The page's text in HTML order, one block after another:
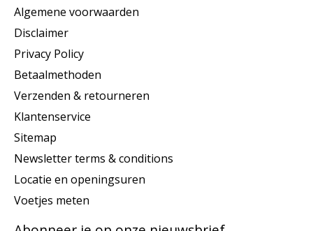
Algemene voorwaarden
Disclaimer
Privacy Policy
Betaalmethoden
Verzenden & retourneren
Klantenservice
Sitemap
Newsletter terms & conditions
Locatie en openingsuren
Voetjes meten